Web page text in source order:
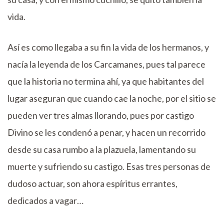
vida.
Así es como llegaba a su fin la vida de los hermanos, y
nacía la leyenda de los Carcamanes, pues tal parece
que la historia no termina ahí, ya que habitantes del
lugar aseguran que cuando cae la noche, por el sitio se
pueden ver tres almas llorando, pues por castigo
Divino se les condenó a penar, y hacen un recorrido
desde su casa rumbo a la plazuela, lamentando su
muerte y sufriendo su castigo. Esas tres personas de
dudoso actuar, son ahora espíritus errantes,
dedicados a vagar…